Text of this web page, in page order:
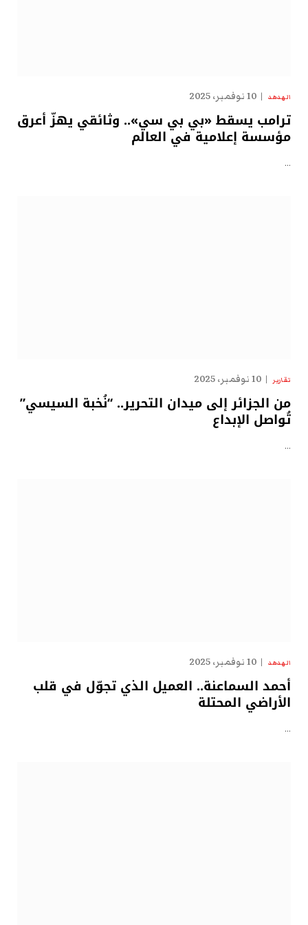
الهدهد 10 نوفمبر، 2025
ترامب يسقط «بي بي سي».. وثائقي يهزّ أعرق
مؤسسة إعلامية في العالم
…
تقارير 10 نوفمبر، 2025
من الجزائر إلى ميدان التحرير.. “نُخبة السيسي”
تُواصل الإبداع
…
الهدهد 10 نوفمبر، 2025
أحمد السماعنة.. العميل الذي تجوّل في قلب
الأراضي المحتلة
…